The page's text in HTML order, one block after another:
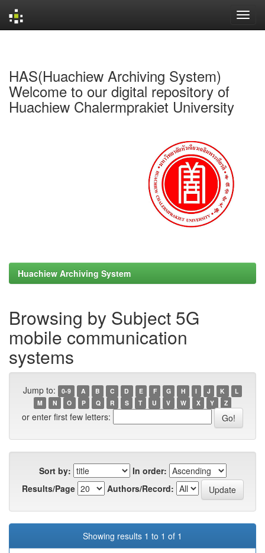
HAS(Huachiew Archiving System)
Welcome to our digital repository of
Huachiew Chalermprakiet University
Huachiew Archiving System
Browsing by Subject 5G
mobile communication
systems
Jump to: 0-9 A B C D E F G H I J K
L
M
N O P Q R S T U V W X Y Z
or enter first few letters:
Sort by:
In order:
Results/Page
Authors/Record:
Showing results 1 to 1 of 1